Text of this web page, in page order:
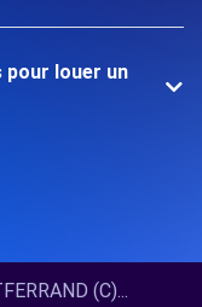
pour louer un
(C)...